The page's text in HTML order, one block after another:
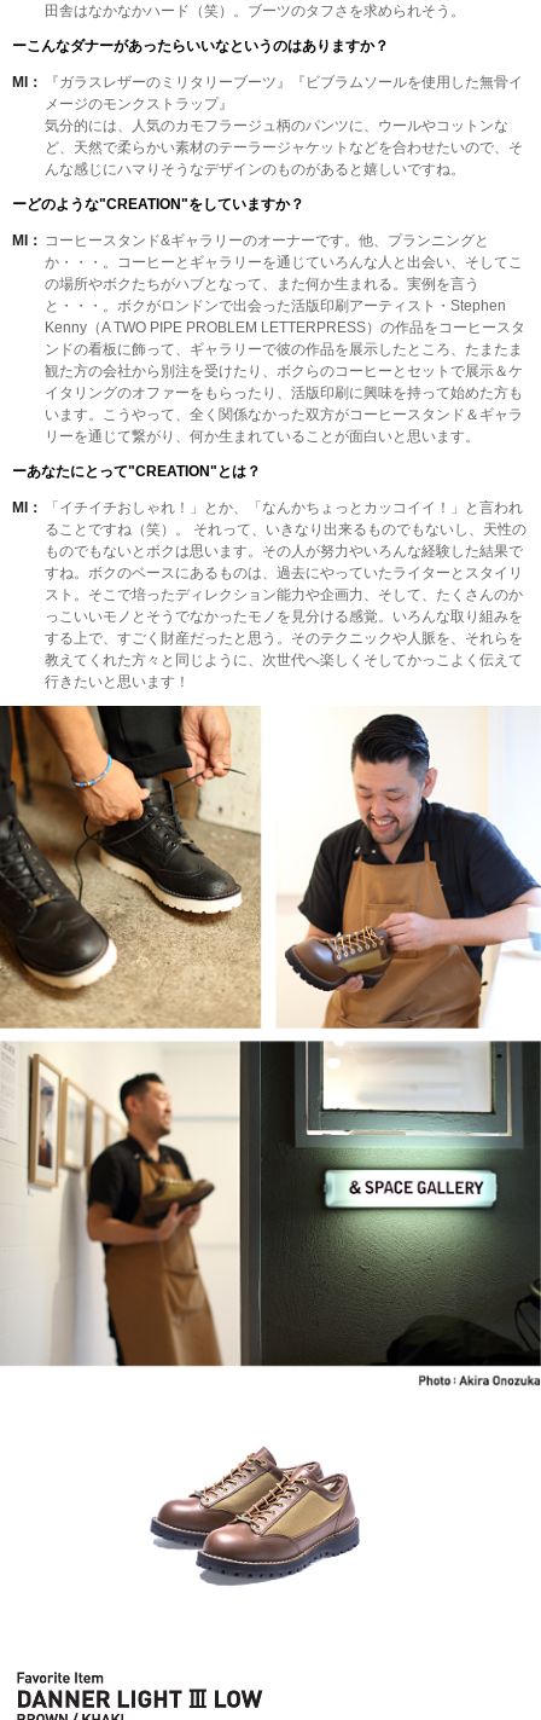
田舎はなかなかハード（笑）。ブーツのタフさを求められそう。
ーこんなダナーがあったらいいなというのはありますか？
MI：
『ガラスレザーのミリタリーブーツ』『ビブラムソールを使用した無骨イ
メージのモンクストラップ』
気分的には、人気のカモフラージュ柄のパンツに、ウールやコットンな
ど、天然で柔らかい素材のテーラージャケットなどを合わせたいので、そ
んな感じにハマりそうなデザインのものがあると嬉しいですね。
ーどのような"CREATION"をしていますか？
MI： コーヒースタンド&ギャラリーのオーナーです。他、プランニングと
か・・・。コーヒーとギャラリーを通じていろんな人と出会い、そしてこ
の場所やボクたちがハブとなって、また何か生まれる。実例を言う
と・・・。ボクがロンドンで出会った活版印刷アーティスト・Stephen
Kenny（A TWO PIPE PROBLEM LETTERPRESS）の作品をコーヒースタ
ンドの看板に飾って、ギャラリーで彼の作品を展示したところ、たまたま
観た方の会社から別注を受けたり、ボクらのコーヒーとセットで展示＆ケ
イタリングのオファーをもらったり、活版印刷に興味を持って始めた方も
います。こうやって、全く関係なかった双方がコーヒースタンド＆ギャラ
リーを通じて繋がり、何か生まれていることが面白いと思います。
ーあなたにとって"CREATION"とは？
MI：
「イチイチおしゃれ！」とか、「なんかちょっとカッコイイ！」と言われ
ることですね（笑）。 それって、いきなり出来るものでもないし、天性の
ものでもないとボクは思います。その人が努力やいろんな経験した結果で
すね。ボクのベースにあるものは、過去にやっていたライターとスタイリ
スト。そこで培ったディレクション能力や企画力、そして、たくさんのか
っこいいモノとそうでなかったモノを見分ける感覚。いろんな取り組みを
する上で、すごく財産だったと思う。そのテクニックや人脈を、それらを
教えてくれた方々と同じように、次世代へ楽しくそしてかっこよく伝えて
行きたいと思います！